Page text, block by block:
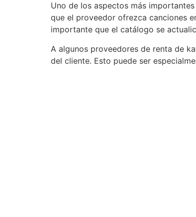
Uno de los aspectos más
que el proveedor ofrezca canciones
importante que el catálogo se
A algunos proveedores de renta de
del cliente. Esto puede ser